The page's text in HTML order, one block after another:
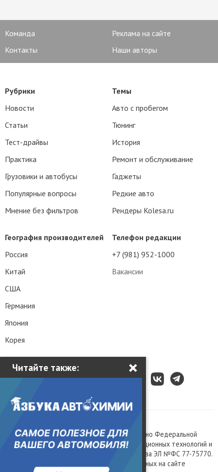
Читайте также: ×
Команда
Реклама на сайте
Контакты
Наши авторы
Телефон редакции
+7 (981) 952-1000
Вакансии
Рубрики
Новости
Статьи
Тест-драйвы
Практика
Грузовики и автобусы
Популярные вопросы
Мнение без фильтров
Темы
Авто с пробегом
Тюнинг
История
Ремонт и обслуживание
Гаджеты
Редкие авто
Рендеры Kolesa.ru
География производителей
Россия
Китай
США
Германия
Япония
Корея
Сетевое издание «Kolesa.ru», зарегистрировано Федеральной
службой по надзору в сфере связи, информационных технологий и
массовых коммуникаций, номер свидетельства ЭЛ №ФС 77-75770.
Любое использование материалов, размещенных на сайте